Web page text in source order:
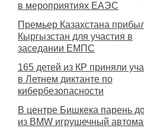
в мероприятиях ЕАЭС
Премьер Казахстана
Кыргызстан для участия в
заседании ЕМПС
165 детей из КР приняли
в Летнем диктанте по
кибербезопасности
В центре Бишкека парень
из BMW игрушечный